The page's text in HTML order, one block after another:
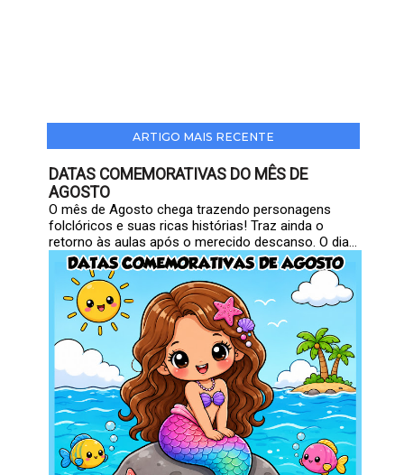
ARTIGO MAIS RECENTE
DATAS COMEMORATIVAS DO MÊS DE
AGOSTO
O mês de Agosto chega trazendo personagens
folclóricos e suas ricas histórias! Traz ainda o
retorno às aulas após o merecido descanso. O dia...